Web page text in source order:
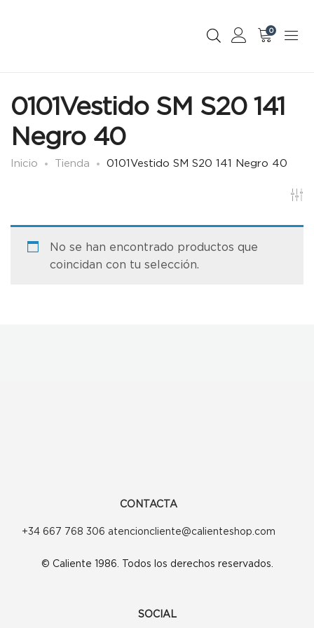
0
0101Vestido SM S20 141
Negro 40
Inicio Tienda 0101Vestido SM S20 141 Negro 40
No se han encontrado productos que
coincidan con tu selección.
CONTACTA
+34 667 768 306 atencioncliente@calienteshop.com
© Caliente 1986. Todos los derechos reservados.
SOCIAL